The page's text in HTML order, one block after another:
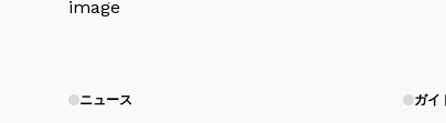
ニュース ガイ